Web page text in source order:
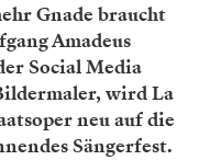
Gnade braucht
Amadeus
Social Media
wird La
neu auf die
Sängerfest.